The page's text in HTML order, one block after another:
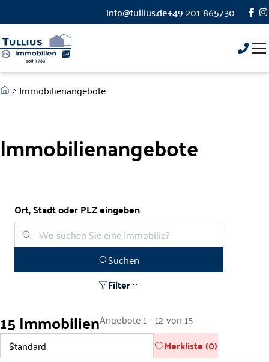
Zum Hauptinhalt springen
Zum Fuß springen
info@tullius.de+49 201 865730
Immobilienangebote
Immobilienangebote
Ort, Stadt oder PLZ eingeben
Suchen
Filter
15 ImmobilienAngebote 1 - 12 von 15
Merkliste (0)